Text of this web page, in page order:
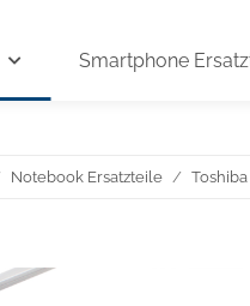
Smartphone
Notebook Ersatzteile Toshiba